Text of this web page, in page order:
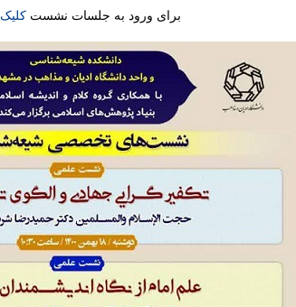
برای ورود به جلسات نشست کلیک